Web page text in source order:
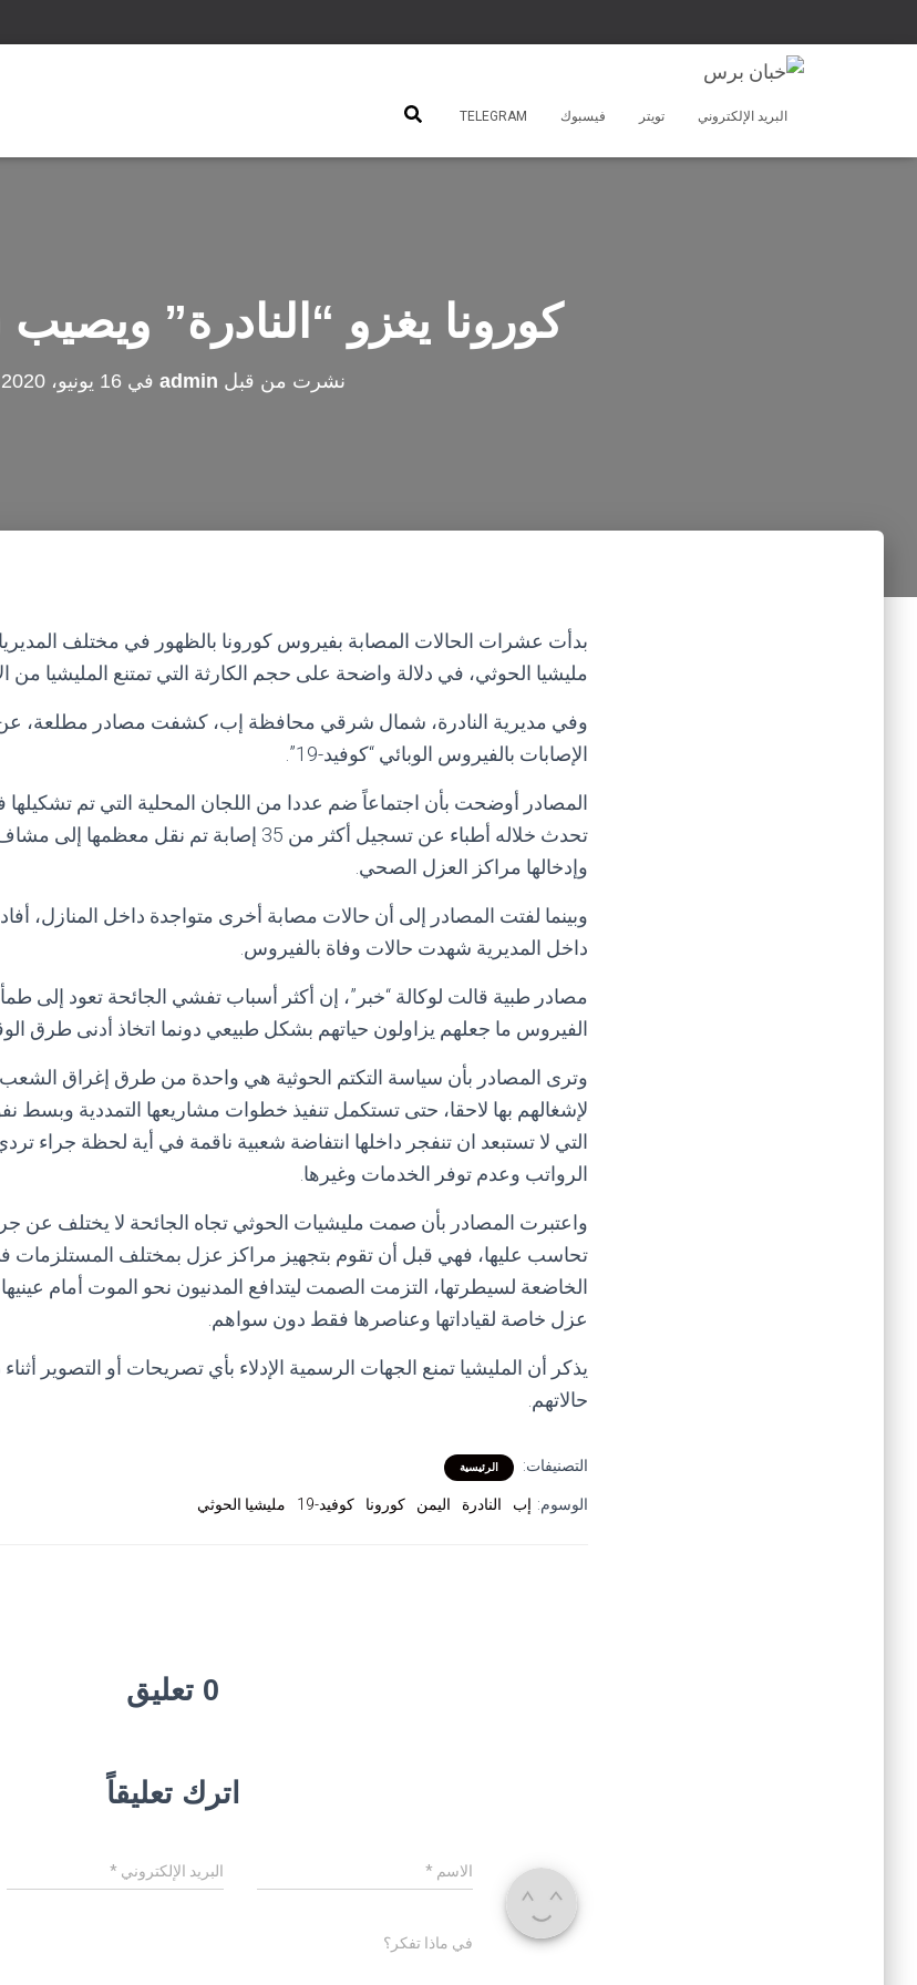
البريد الإلكتروني تويتر فيسبوك TELEGRAM
كورونا يغزو “النادرة” ويصيب (35)
نشرت من قبل admin في16 يونيو، 2020
بدأت عشرات الحالات المصابة بفيروس كورونا بالظهور في مختلف
مليشيا الحوثي، في دلالة واضحة على حجم الكارثة التي تمتنع المليشيا من
وفي مديرية النادرة، شمال شرقي محافظة إب، كشفت مصادر مطلعة،
الإصابات بالفيروس الوبائي “كوفيد-19”.
المصادر أوضحت بأن اجتماعاً ضم عددا من اللجان المحلية التي تم تشكيلها
تحدث خلاله أطباء عن تسجيل أكثر من 35 إصابة تم
وإدخالها مراكز العزل الصحي.
وبينما لفتت المصادر إلى أن حالات مصابة أخرى متواجدة داخل المنازل،
داخل المديرية شهدت حالات وفاة بالفيروس.
مصادر طبية قالت لوكالة “خبر”، إن أكثر أسباب تفشي الجائحة تعود إلى
الفيروس ما جعلهم يزاولون حياتهم بشكل طبيعي دونما اتخاذ أدنى طرق
وترى المصادر بأن سياسة التكتم الحوثية هي واحدة من طرق إغراق
لإشغالهم بها لاحقا، حتى تستكمل تنفيذ خطوات مشاريعها التمددية وبسط
التي لا تستبعد ان تنفجر داخلها انتفاضة شعبية ناقمة في أية لحظة جراء
الرواتب وعدم توفر الخدمات وغيرها.
واعتبرت المصادر بأن صمت مليشيات الحوثي تجاه الجائحة لا يختلف عن
تحاسب عليها، فهي قبل أن تقوم بتجهيز مراكز عزل بمختلف المستلزمات
الخاضعة لسيطرتها، التزمت الصمت ليتدافع المدنيون نحو الموت أمام
عزل خاصة لقياداتها وعناصرها فقط دون سواهم.
يذكر أن المليشيا تمنع الجهات الرسمية الإدلاء بأي تصريحات أو التصوير
حالاتهم.
التصنيفات: الرئيسية
الوسوم: إب النادرة اليمن كورونا كوفيد-19 مليشيا الحوثي
0 تعليق
اترك تعليقاً
الاسم * البريد الإلكتروني *
في ماذا تفكر؟